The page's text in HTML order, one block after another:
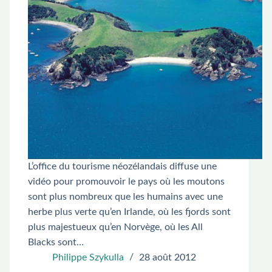
L’office du tourisme néozélandais diffuse une
vidéo pour promouvoir le pays où les moutons
sont plus nombreux que les humains avec une
herbe plus verte qu’en Irlande, où les fjords sont
plus majestueux qu’en Norvège, où les All
Blacks sont…
Philippe Szykulla
28 août 2012